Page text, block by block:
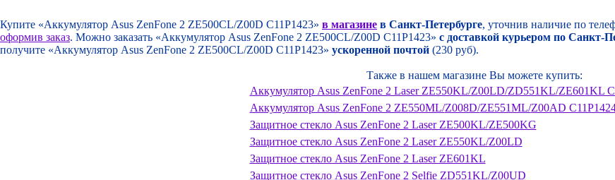
Купите «Аккумулятор Asus ZenFone 2 ZE500CL/Z00D C11P1423» в магазине в Санкт-Петербурге, уточнив наличие по
оформив заказ. Можно заказать «Аккумулятор Asus ZenFone 2 ZE500CL/Z00D C11P1423» с доставкой курьером по Санкт-
получите «Аккумулятор Asus ZenFone 2 ZE500CL/Z00D C11P1423» ускоренной почтой (230 руб).
Также в нашем магазине Вы можете купить:
Аккумулятор Asus ZenFone 2 Laser ZE550KL/Z00LD/ZD551KL/ZE601KL
Аккумулятор Asus ZenFone 2 ZE550ML/Z008D/ZE551ML/Z00AD
Защитное стекло Asus ZenFone 2 Laser ZE500KL/ZE500KG
Защитное стекло Asus ZenFone 2 Laser ZE550KL/Z00LD
Защитное стекло Asus ZenFone 2 Laser ZE601KL
Защитное стекло Asus ZenFone 2 Selfie ZD551KL/Z00UD